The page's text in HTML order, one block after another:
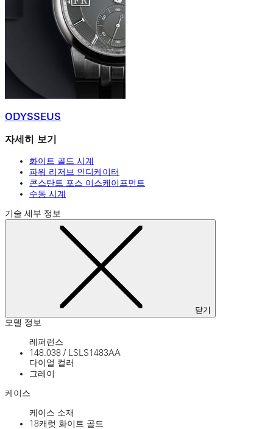
ODYSSEUS
자세히 보기
화이트 골드 시계
파워 리저브 인디케이터
콘스탄트 포스 이스케이프먼트
수동 시계
기술 세부 정보
닫기
모델 정보
레퍼런스
148.038 /
LSLS1483AA
다이얼 컬러
그레이
케이스
케이스 소재
18캐럿 화이트 골드